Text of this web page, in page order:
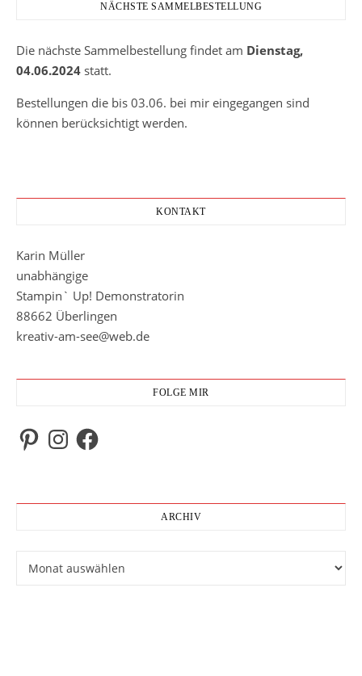
NÄCHSTE SAMMELBESTELLUNG
Die nächste Sammelbestellung findet am Dienstag,
04.06.2024 statt.
Bestellungen die bis 03.06. bei mir eingegangen sind
können berücksichtigt werden.
KONTAKT
Karin Müller
unabhängige
Stampin` Up! Demonstratorin
88662 Überlingen
kreativ-am-see@web.de
FOLGE MIR
PinterestInstagramFacebook
ARCHIV